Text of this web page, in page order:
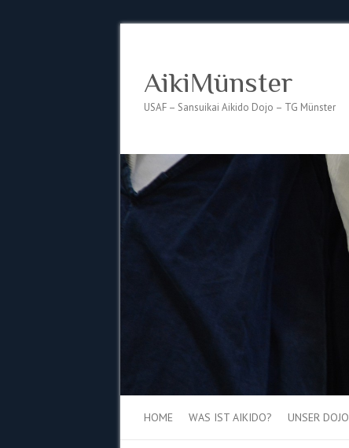
AikiMünster
USAF – Sansuikai Aikido Dojo – TG Münster
HOME WAS IST AIKIDO? UNSER DOJO